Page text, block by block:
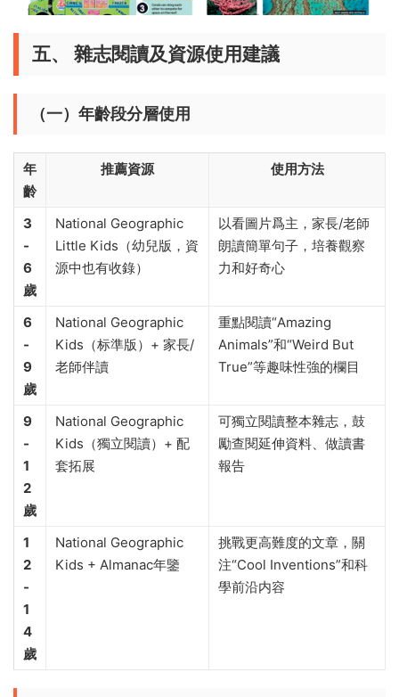
五、 雜志閱讀及資源使用建議
（一）年齡段分層使用
年
齡
推薦資源 使用方法
3
-
6
歲
National Geographic
Little Kids（幼兒版，資
源中也有收錄）
以看圖片爲主，家長/老師
朗讀簡單句子，培養觀察
力和好奇心
6
-
9
歲
National Geographic
Kids（标準版）+ 家長/
老師伴讀
重點閱讀“Amazing
Animals”和“Weird But
True”等趣味性強的欄目
9
-
1
2
歲
National Geographic
Kids（獨立閱讀）+ 配
套拓展
可獨立閱讀整本雜志，鼓
勵查閱延伸資料、做讀書
報告
1
2
-
1
4
歲
National Geographic
Kids + Almanac年鑒
挑戰更高難度的文章，關
注“Cool Inventions”和科
學前沿内容